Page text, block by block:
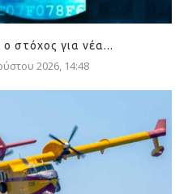
στόχος για νέα...
2026, 14:48